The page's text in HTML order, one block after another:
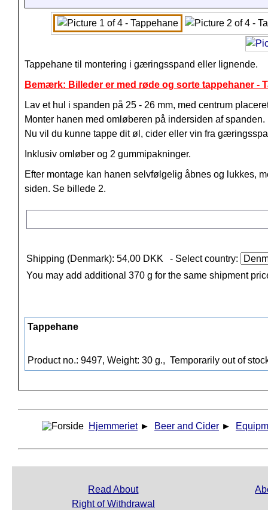
Tappehane til montering i gæringsspand eller lignende.
Bemærk: Billeder er med røde og sorte tappehaner -
Lav et hul i spanden på 25 - 26 mm, med centrum
Monter hanen med omløberen på indersiden af spanden.
Nu vil du kunne tappe dit øl, cider eller vin fra
Inklusiv omløber og 2 gummipakninger.
Efter montage kan hanen selvfølgelig åbnes og lukkes,
siden. Se billede 2.
Shipping (Denmark): 54,00 DKK
- Select country:
You may add additional 370 g for the same shipment
Tappehane
Product no.: 9497, Weight: 30 g., Temporarily out of
Hjemmeriet ► Beer and Cider ►
Read About
Right of Withdrawal